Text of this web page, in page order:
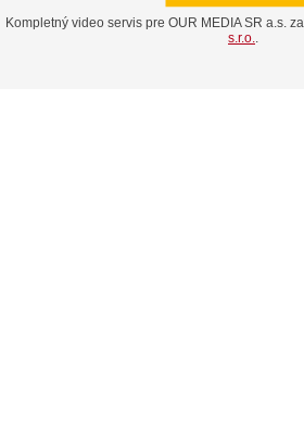
Kompletný video servis pre OUR MEDIA SR a.s.
s.r.o.